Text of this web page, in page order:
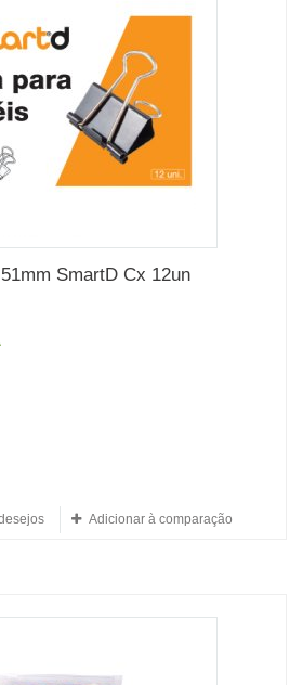
SmartD Cx 12un
Adicionar à comparação